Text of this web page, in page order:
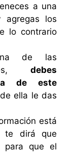
a una
agregas los
lo contrario
de las
debes
de este
ella le das
está
te dirá que
para que el